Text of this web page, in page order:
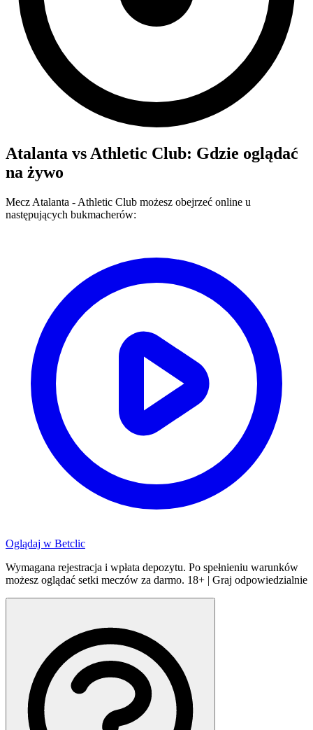
Atalanta vs Athletic Club: Gdzie oglądać
na żywo
Mecz Atalanta - Athletic Club możesz obejrzeć online u
następujących bukmacherów:
Oglądaj w Betclic
Wymagana rejestracja i wpłata depozytu. Po spełnieniu warunków
możesz oglądać setki meczów za darmo. 18+ | Graj odpowiedzialnie